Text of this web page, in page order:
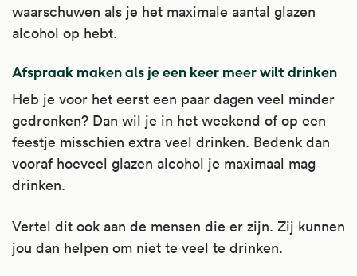
waarschuwen als je het maximale aantal glazen
alcohol op hebt.
Afspraak maken als je een keer meer wilt drinken
Heb je voor het eerst een paar dagen veel minder
gedronken? Dan wil je in het weekend of op een
feestje misschien extra veel drinken. Bedenk dan
vooraf hoeveel glazen alcohol je maximaal mag
drinken.
Vertel dit ook aan de mensen die er zijn. Zij kunnen
jou dan helpen om niet te veel te drinken.